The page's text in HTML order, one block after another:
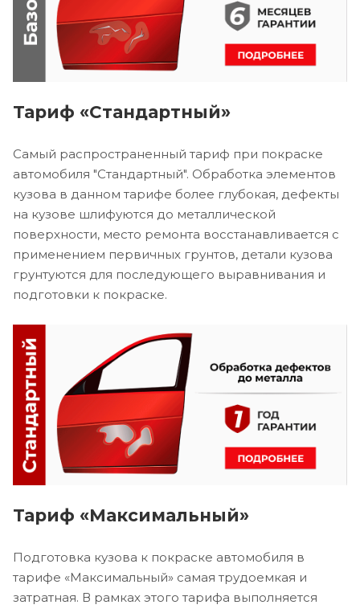
Тариф «Стандартный»
Самый распространенный тариф при покраске
автомобиля "Стандартный". Обработка элементов
кузова в данном тарифе более глубокая, дефекты
на кузове шлифуются до металлической
поверхности, место ремонта восстанавливается с
применением первичных грунтов, детали кузова
грунтуются для последующего выравнивания и
подготовки к покраске.
Тариф «Максимальный»
Подготовка кузова к покраске автомобиля в
тарифе «Максимальный» самая трудоемкая и
затратная. В рамках этого тарифа выполняется